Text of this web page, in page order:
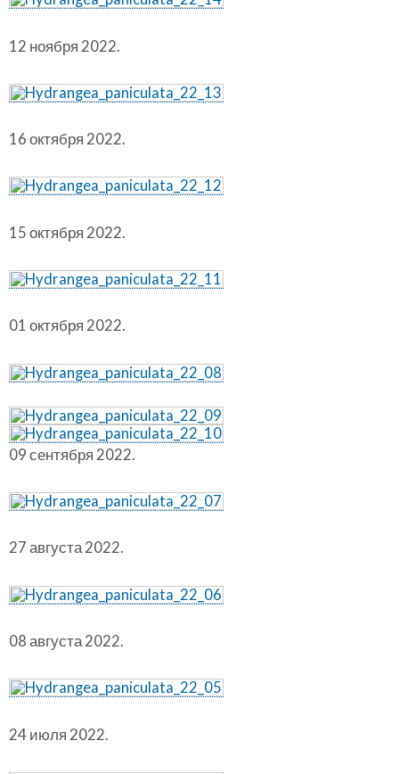
12 ноября 2022.
16 октября 2022.
15 октября 2022.
01 октября 2022.
09 сентября 2022.
27 августа 2022.
08 августа 2022.
24 июля 2022.